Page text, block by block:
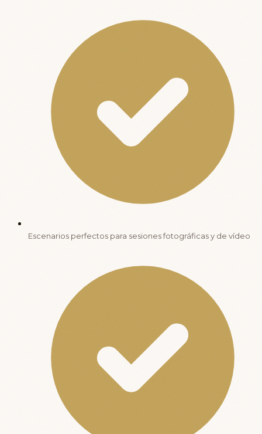
Escenarios perfectos para sesiones fotográficas y de vídeo